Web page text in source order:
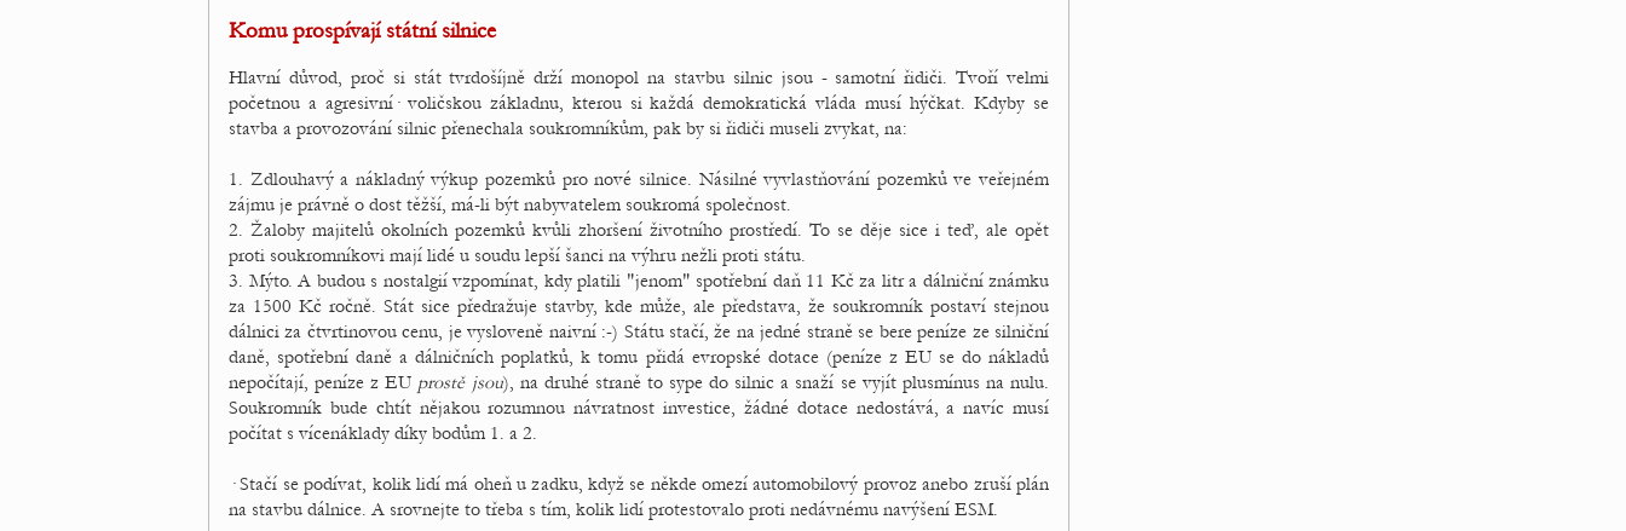
Komu prospívají státní silnice
Hlavní důvod, proč si stát tvrdošíjně drží monopol na stavbu silnic jsou - samotní řidiči. Tvoří velmi
početnou a agresivní· voličskou základnu, kterou si každá demokratická vláda musí hýčkat. Kdyby se
stavba a provozování silnic přenechala soukromníkům, pak by si řidiči museli zvykat, na:
1. Zdlouhavý a nákladný výkup pozemků pro nové silnice. Násilné vyvlastňování pozemků ve veřejném
zájmu je právně o dost těžší, má-li být nabyvatelem soukromá společnost.
2. Žaloby majitelů okolních pozemků kvůli zhoršení životního prostředí. To se děje sice i teď, ale opět
proti soukromníkovi mají lidé u soudu lepší šanci na výhru nežli proti státu.
3. Mýto. A budou s nostalgií vzpomínat, kdy platili "jenom" spotřební daň 11 Kč za litr a dálniční známku
za 1500 Kč ročně. Stát sice předražuje stavby, kde může, ale představa, že soukromník postaví stejnou
dálnici za čtvrtinovou cenu, je vysloveně naivní :-) Státu stačí, že na jedné straně se bere peníze ze silniční
daně, spotřební daně a dálničních poplatků, k tomu přidá evropské dotace (peníze z EU se do nákladů
nepočítají, peníze z EU prostě jsou), na druhé straně to sype do silnic a snaží se vyjít plusmínus na nulu.
Soukromník bude chtít nějakou rozumnou návratnost investice, žádné dotace nedostává, a navíc musí
počítat s vícenáklady díky bodům 1. a 2.
· Stačí se podívat, kolik lidí má oheň u zadku, když se někde omezí automobilový provoz anebo zruší plán
na stavbu dálnice. A srovnejte to třeba s tím, kolik lidí protestovalo proti nedávnému navýšení ESM.